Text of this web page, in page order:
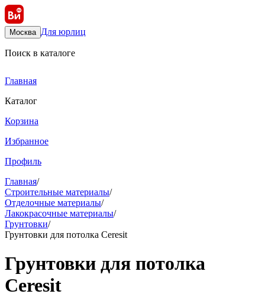
Москва Для юрлиц
Поиск в каталоге
Главная
Каталог
Корзина
Избранное
Профиль
Главная/
Строительные материалы/
Отделочные материалы/
Лакокрасочные материалы/
Грунтовки/
Грунтовки для потолка Ceresit
Грунтовки для потолка
Ceresit